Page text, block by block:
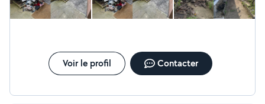
Voir le profil Contacter